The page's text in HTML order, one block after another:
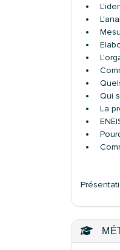
Qui
La